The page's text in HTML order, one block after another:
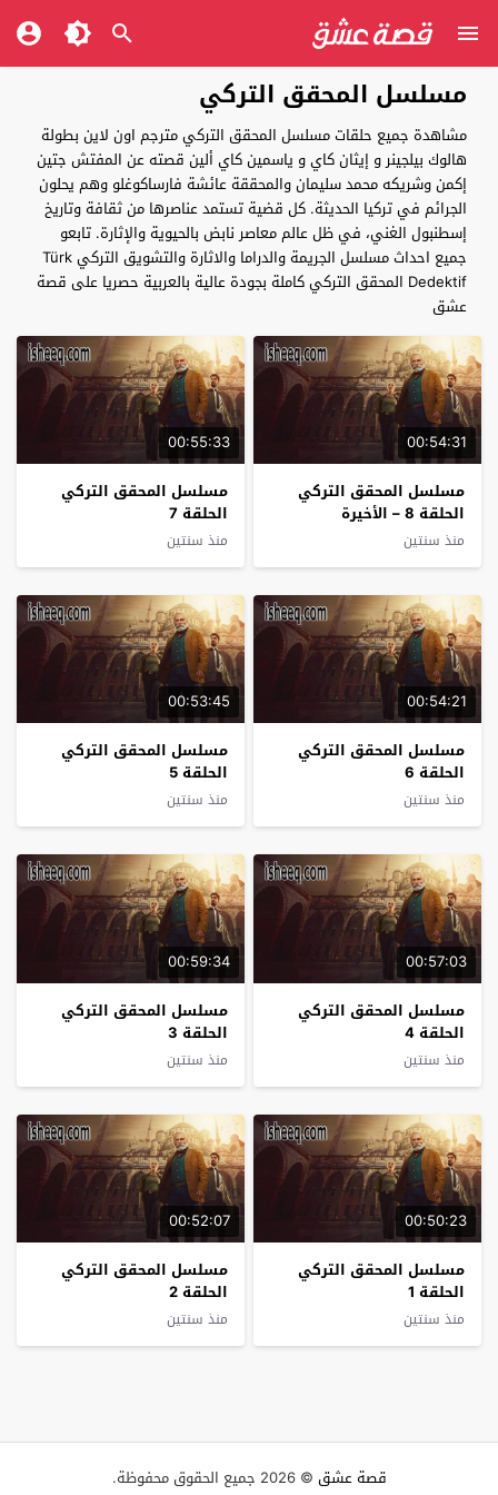
مسلسل المحقق التركي
مشاهدة جميع حلقات مسلسل المحقق التركي مترجم اون لاين بطولة
هالوك بيلجينر و إيثان كاي و ياسمين كاي ألين قصته عن المفتش جتين
إكمن وشريكه محمد سليمان والمحققة عائشة فارساكوغلو وهم يحلون
الجرائم في تركيا الحديثة. كل قضية تستمد عناصرها من ثقافة وتاريخ
إسطنبول الغني، في ظل عالم معاصر نابض بالحيوية والإثارة. تابعو
جميع احداث مسلسل الجريمة والدراما والاثارة والتشويق التركي Türk
Dedektif المحقق التركي كاملة بجودة عالية بالعربية حصريا على قصة
عشق
00:54:31
مسلسل المحقق التركي
الحلقة 8 – الأخيرة
منذ سنتين
00:55:33
مسلسل المحقق التركي
الحلقة 7
منذ سنتين
00:54:21
مسلسل المحقق التركي
الحلقة 6
منذ سنتين
00:53:45
مسلسل المحقق التركي
الحلقة 5
منذ سنتين
00:57:03
مسلسل المحقق التركي
الحلقة 4
منذ سنتين
00:59:34
مسلسل المحقق التركي
الحلقة 3
منذ سنتين
00:50:23
مسلسل المحقق التركي
الحلقة 1
منذ سنتين
00:52:07
مسلسل المحقق التركي
الحلقة 2
منذ سنتين
قصة عشق © 2026 جميع الحقوق محفوظة.